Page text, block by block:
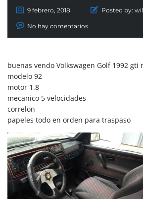
9 febrero, 2018 Posted by:
No hay comentarios
buenas vendo Volkswagen Golf 1992 gti
modelo 92
motor 1.8
mecanico 5 velocidades
correlon
papeles todo en orden para traspaso